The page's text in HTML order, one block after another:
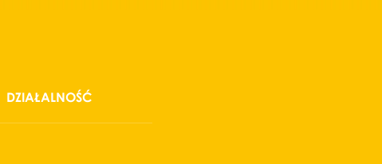
DZIAŁALNOŚĆ